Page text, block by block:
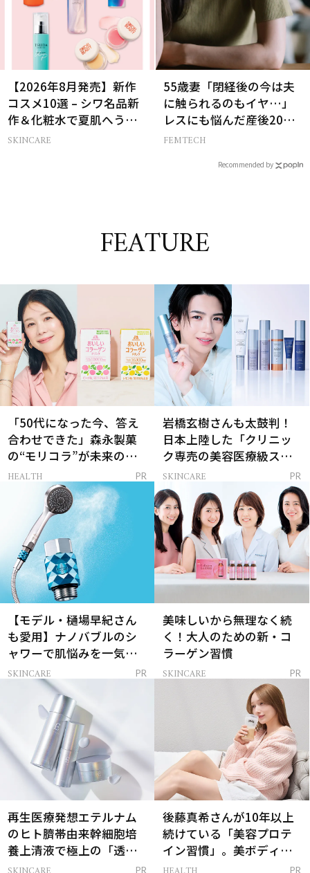
【2026年8月発売】新作
コスメ10選 – シワ名品新
作＆化粧水で夏肌へうる
おいチャージ
SKINCARE
55歳妻「閉経後の今は夫
に触られるのもイヤ…」
レスにも悩んだ産後20年
の葛藤
FEMTECH
Recommended by
FEATURE
「50代になった今、答え
合わせできた」森永製菓
の“モリコラ”が未来のキ
レイを連れてくる！
HEALTH PR
岩橋玄樹さんも太鼓判！
日本上陸した「クリニッ
ク専売の美容医療級スキ
ンケア」
SKINCARE PR
【モデル・樋場早紀さん
も愛用】ナノバブルのシ
ャワーで肌悩みを一気に
解決
SKINCARE PR
美味しいから無理なく続
く！大人のための新・コ
ラーゲン習慣
SKINCARE PR
再生医療発想エテルナム
のヒト臍帯由来幹細胞培
養上清液で極上の「透明
感ハリ肌」へ
PR
後藤真希さんが10年以上
続けている「美容プロテ
イン習慣」。美ボディを
支える朝ルーティンと
PR